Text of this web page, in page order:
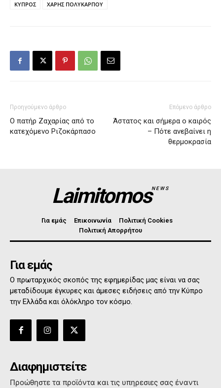
ΚΥΠΡΟΣ
ΧΑΡΗΣ ΠΟΛΥΚΑΡΠΟΥ
Προηγούμενο άρθρο
Ο πατήρ Ζαχαρίας από το
κατεχόμενο Ριζοκάρπασο
Επόμενο άρθρο
Άστατος και σήμερα ο καιρός
– Πότε ανεβαίνει η
θερμοκρασία
LaimitomosNEWS
Για εμάς Επικοινωνία
Πολιτική Cookies
Πολιτική Απορρήτου
Για εμάς
Ο πρωταρχικός σκοπός της εφημερίδας μας είναι να σας
μεταδίδουμε έγκυρες και άμεσες ειδήσεις από την Κύπρο
την Ελλάδα και όλόκληρο τον κόσμο.
Διαφημιστείτε
Προώθηστε τα προϊόντα και τις υπηρεσιες σας έναντι